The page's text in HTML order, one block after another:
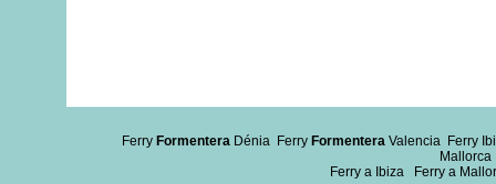
Ferry Formentera Dénia Ferry Formentera Valencia Ferry
Mallorca
Ferry a Ibiza
Ferry a